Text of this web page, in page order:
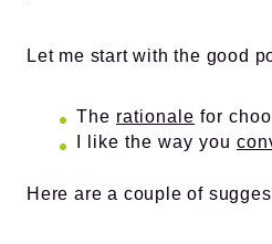
Let me start with the good
The rationale for
I like the way you
Here are a couple of